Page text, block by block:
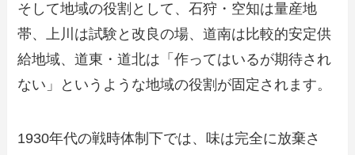
そして地域の役割として、石狩・空知は量産地
帯、上川は試験と改良の場、道南は比較的安定供
給地域、道東・道北は「作ってはいるが期待され
ない」というような地域の役割が固定されます。
1930年代の戦時体制下では、味は完全に放棄さ